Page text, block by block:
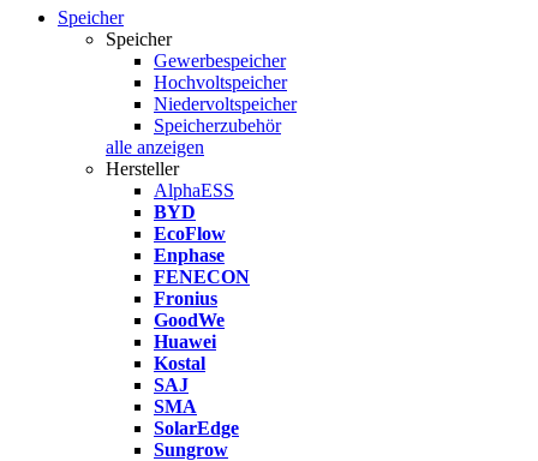
Speicher
Speicher
Gewerbespeicher
Hochvoltspeicher
Niedervoltspeicher
Speicherzubehör
alle anzeigen
Hersteller
AlphaESS
BYD
EcoFlow
Enphase
FENECON
Fronius
GoodWe
Huawei
Kostal
SAJ
SMA
SolarEdge
Sungrow